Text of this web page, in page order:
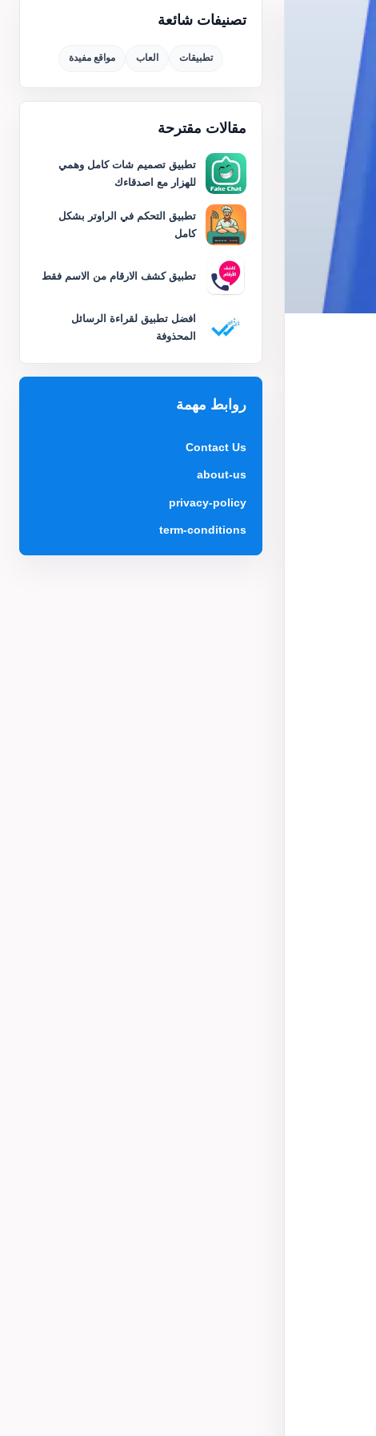
تصنيفات شائعة
تطبيقات العاب مواقع مفيدة
مقالات مقترحة
تطبيق تصميم شات كامل وهمي
للهزار مع اصدقاءك
تطبيق التحكم في الراوتر بشكل
كامل
تطبيق كشف الارقام من الاسم فقط
افضل تطبيق لقراءة الرسائل
المحذوفة
روابط مهمة
Contact Us
about-us
privacy-policy
term-conditions